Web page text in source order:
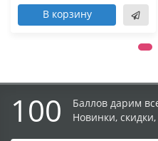
В корзину
100
Баллов дарим
Новинки,